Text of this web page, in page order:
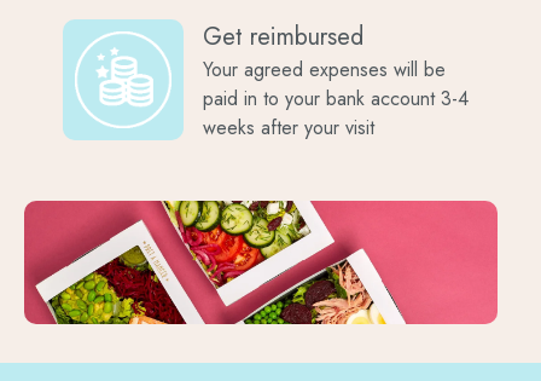
Get reimbursed
Your agreed expenses will be
paid in to your bank account 3-4
weeks after your visit